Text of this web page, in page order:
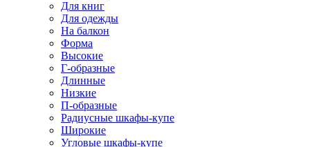
Для книг
Для одежды
На балкон
Форма
Высокие
Г-образные
Длинные
Низкие
П-образные
Радиусные шкафы-купе
Широкие
Угловые шкафы-купе